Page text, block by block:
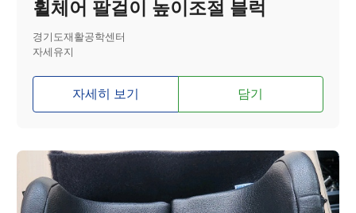
휠체어 팔걸이 높이조절 블럭
경기도재활공학센터
자세유지
자세히 보기 담기